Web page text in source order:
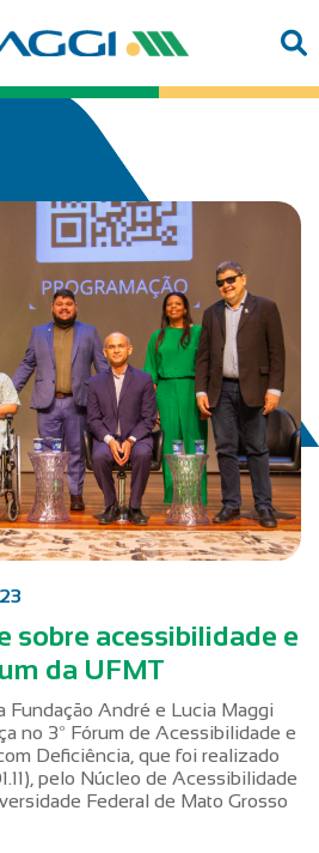
sobre acessibilidade e
da UFMT
Fundação André e Lucia Maggi
no 3º Fórum de Acessibilidade e
Deficiência, que foi realizado
pelo Núcleo de Acessibilidade
Federal de Mato Grosso